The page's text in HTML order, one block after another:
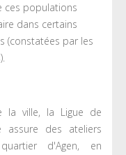
ces populations
dans certains
(constatées par les
la ville, la Ligue de
assure des ateliers
d'Agen, en